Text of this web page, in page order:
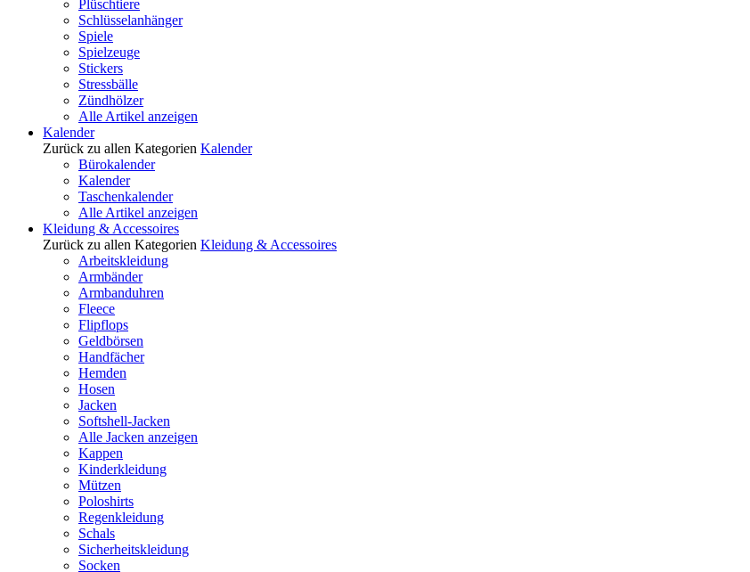
Plüschtiere
Schlüsselanhänger
Spiele
Spielzeuge
Stickers
Stressbälle
Zündhölzer
Alle Artikel anzeigen
Kalender
Zurück zu allen Kategorien Kalender
Bürokalender
Kalender
Taschenkalender
Alle Artikel anzeigen
Kleidung & Accessoires
Zurück zu allen Kategorien Kleidung & Accessoires
Arbeitskleidung
Armbänder
Armbanduhren
Fleece
Flipflops
Geldbörsen
Handfächer
Hemden
Hosen
Jacken
Softshell-Jacken
Alle Jacken anzeigen
Kappen
Kinderkleidung
Mützen
Poloshirts
Regenkleidung
Schals
Sicherheitskleidung
Socken